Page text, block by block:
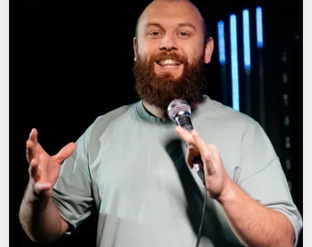
Площадки
Артисты
Рейтинги